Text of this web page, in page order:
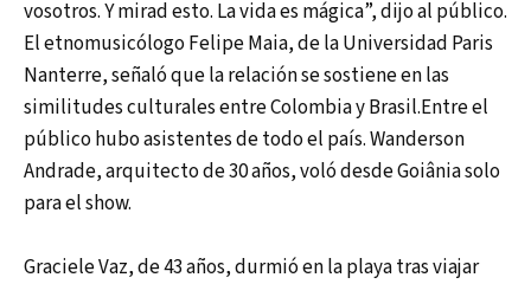
vosotros. Y mirad esto. La vida es mágica”, dijo al público.
El etnomusicólogo Felipe Maia, de la Universidad Paris
Nanterre, señaló que la relación se sostiene en las
similitudes culturales entre Colombia y Brasil.Entre el
público hubo asistentes de todo el país. Wanderson
Andrade, arquitecto de 30 años, voló desde Goiânia solo
para el show.
Graciele Vaz, de 43 años, durmió en la playa tras viajar